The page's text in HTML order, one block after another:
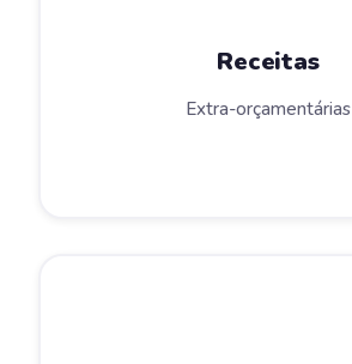
Receitas
Extra-orçamentárias